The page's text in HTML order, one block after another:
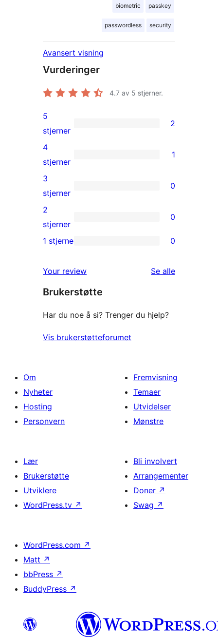
biometric passkey
passwordless security
Avansert visning
Vurderinger
4.7 av 5 stjerner.
2
5-
star
reviews
5
stjerner
2
1
4-
star
review
4
stjerner
1
0
3-
star
reviews
3
stjerner
0
0
2-
reviews
2
stjerner
0
star
reviews
1 stjerne 0
Your review Se alleomtalene
Brukerstøtte
Har du noe å si? Trenger du hjelp?
Vis brukerstøtteforumet
Om
Nyheter
Hosting
Personvern
Fremvisning
Temaer
Utvidelser
Mønstre
Lær
Brukerstøtte
Utviklere
WordPress.tv ↗
Bli involvert
Arrangementer
Doner ↗
Swag ↗
WordPress.com ↗
Matt ↗
bbPress ↗
BuddyPress ↗